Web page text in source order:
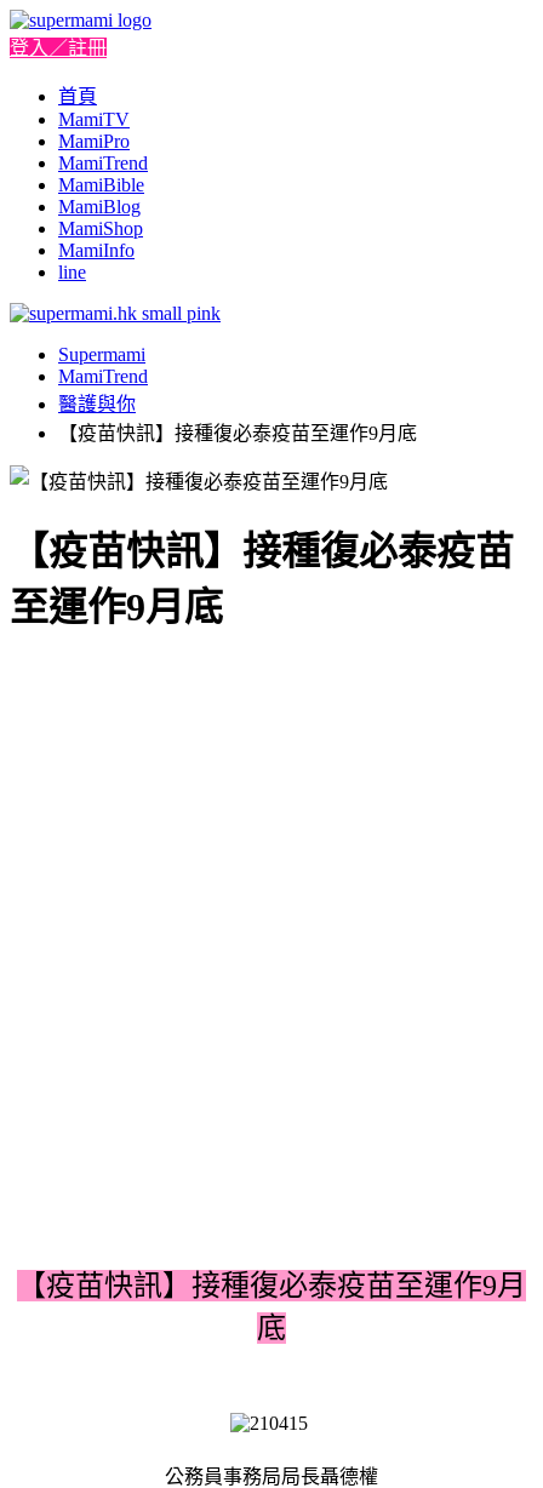
登入／註冊
首頁
MamiTV
MamiPro
MamiTrend
MamiBible
MamiBlog
MamiShop
MamiInfo
line
Supermami
MamiTrend
醫護與你
【疫苗快訊】接種復必泰疫苗至運作9月底
【疫苗快訊】接種復必泰疫苗
至運作9月底
【疫苗快訊】接種復必泰疫苗至運作9月
底
公務員事務局局長聶德權